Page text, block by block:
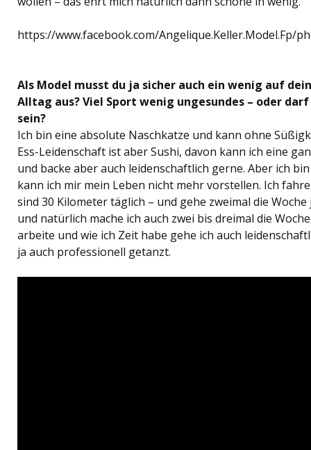
https://www.facebook.com/Angelique.Keller.Model.Fp/
Als Model musst du ja sicher auch ein wenig auf
Alltag aus? Viel Sport wenig ungesundes – oder
sein?
Ich bin eine absolute Naschkatze und kann ohne
Ess-Leidenschaft ist aber Sushi, davon kann ich eine
und backe aber auch leidenschaftlich gerne. Aber ich
kann ich mir mein Leben nicht mehr vorstellen. Ich
sind 30 Kilometer täglich – und gehe zweimal die
und natürlich mache ich auch zwei bis dreimal die
arbeite und wie ich Zeit habe gehe ich auch
ja auch professionell getanzt.